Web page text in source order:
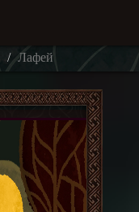
Лафей